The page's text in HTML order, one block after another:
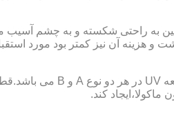
آن نیز کمتر بود مورد
کند.